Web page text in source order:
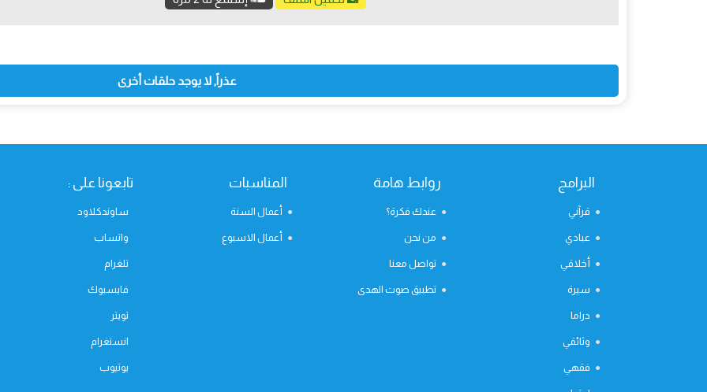
عذراً, لا يوجد حلقات أخرى
البرامج
قرآني
عبادي
أخلاقي
سيرة
دراما
وثائقي
فقهي
روابط هامة
عندك فكرة؟
من نحن
تواصل معنا
تطبيق صوت الهدى
المناسبات
أعمال السنة
أعمال الاسبوع
تابعونا على :
ساوندكلاود
واتساب
تلغرام
فايسبوك
تويتر
انستغرام
يوتيوب